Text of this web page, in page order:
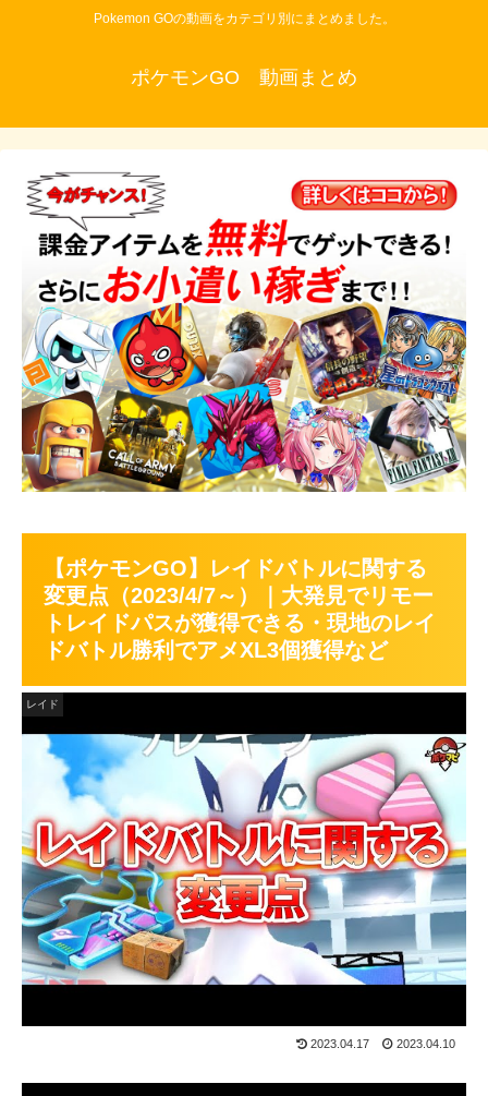
Pokemon GOの動画をカテゴリ別にまとめました。
ポケモンGO 動画まとめ
【ポケモンGO】レイドバトルに関する
変更点（2023/4/7～）｜大発見でリモー
トレイドパスが獲得できる・現地のレイ
ドバトル勝利でアメXL3個獲得など
レイド
2023.04.17 2023.04.10